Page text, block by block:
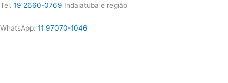
Tel. 19 2660-0769 Indaiatuba e região
WhatsApp: 11 97070-1046